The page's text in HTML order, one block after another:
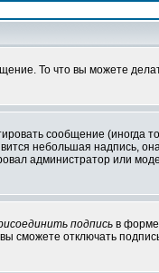
То что вы можете
сообщение (иногда
небольшая надпись,
администратор или
подпись в форме
сможете отключать